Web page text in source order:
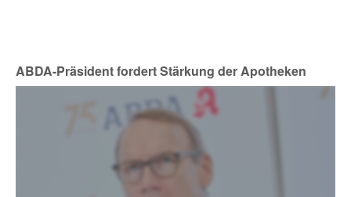
ABDA-Präsident fordert Stärkung der Apotheken